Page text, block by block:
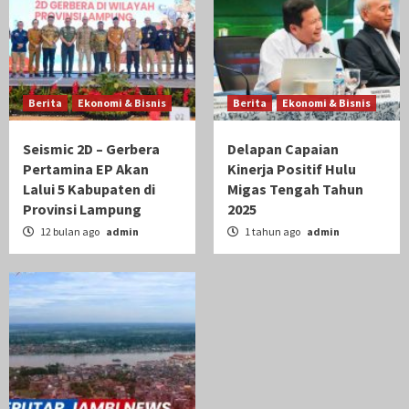
4
Berita Ekonomi & Bisnis
Delapan Capaian Kinerja Positif Hulu Migas
Tengah Tahun 2025
5
Gubenur Al Haris Lakukan Inventarisasi
Sumur Minyak Di Jambi Sesuai Permen ESDM
14/2025
Berita Ekonomi & Bisnis
Seismic 2D – Gerbera
Pertamina EP Akan
Lalui 5 Kabupaten di
Provinsi Lampung
12 bulan ago admin
Berita Ekonomi & Bisnis
Delapan Capaian
Kinerja Positif Hulu
Migas Tengah Tahun
2025
1 tahun ago admin